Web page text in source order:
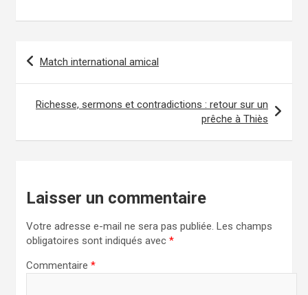
N
a
Match international amical
Richesse, sermons et contradictions : retour sur un
prêche à Thiès
Laisser un commentaire
Votre adresse e-mail ne sera pas publiée. Les champs
obligatoires sont indiqués avec *
Commentaire *